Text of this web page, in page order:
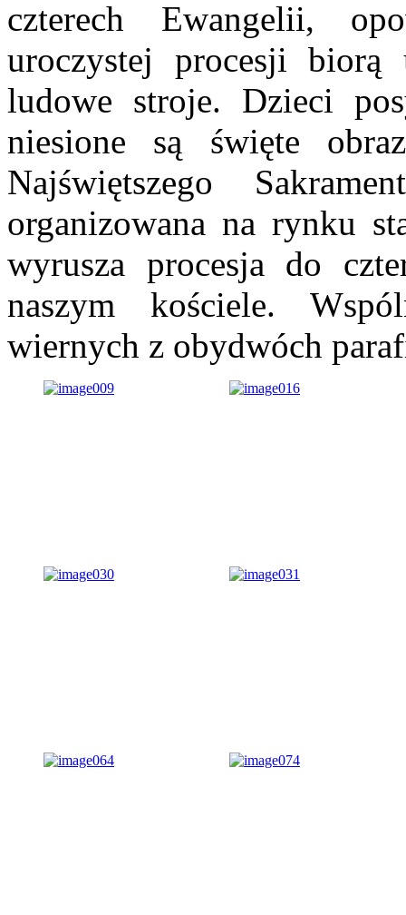
czterech Ewangelii,
uroczystej procesji
ludowe stroje. Dzieci
niesione są święte
Najświętszego
organizowana na rynku
wyrusza procesja do
naszym kościele.
wiernych z obydwóch